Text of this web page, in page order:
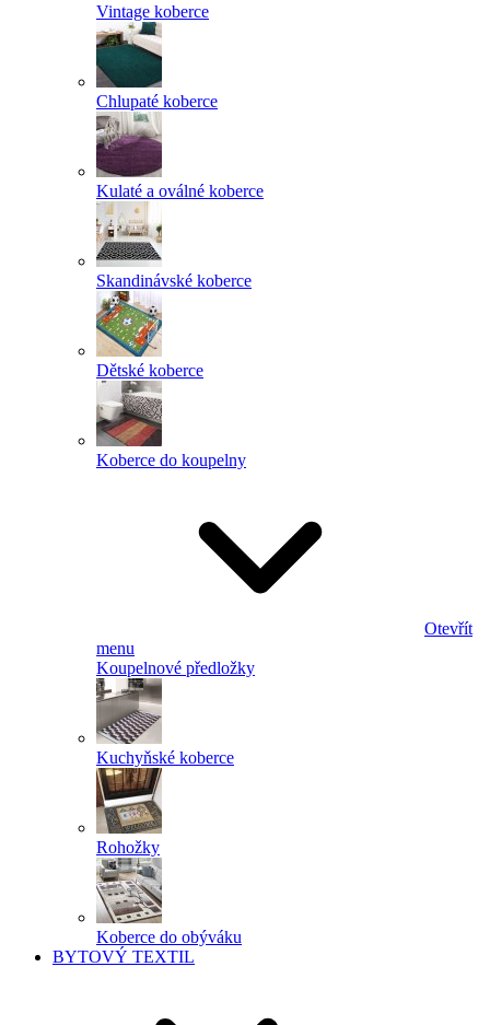
Vintage koberce
Chlupaté koberce
Kulaté a oválné koberce
Skandinávské koberce
Dětské koberce
Koberce do koupelny
Otevřít
menu
Koupelnové předložky
Kuchyňské koberce
Rohožky
Koberce do obýváku
BYTOVÝ TEXTIL